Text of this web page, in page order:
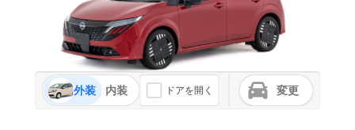
外装 内装 ドアを開く 変更